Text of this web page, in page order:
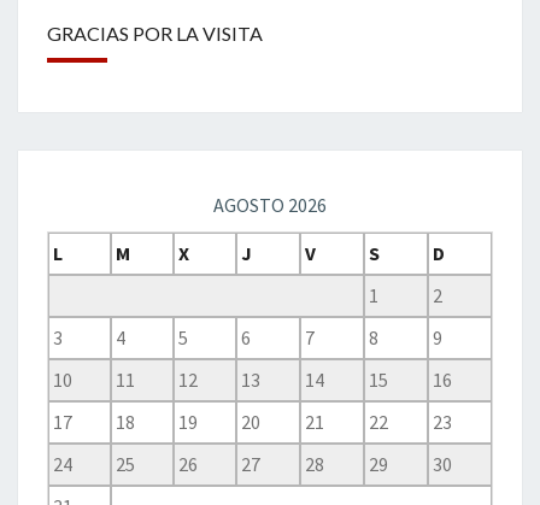
GRACIAS POR LA VISITA
AGOSTO 2026
L
M X J V S
D
1
2
3
4 5 6 7 8
9
10
11 12 13 14 15
16
17
18 19 20 21 22
23
24
25 26 27 28 29
30